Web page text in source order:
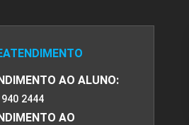
AO ALUNO:
2444
AO